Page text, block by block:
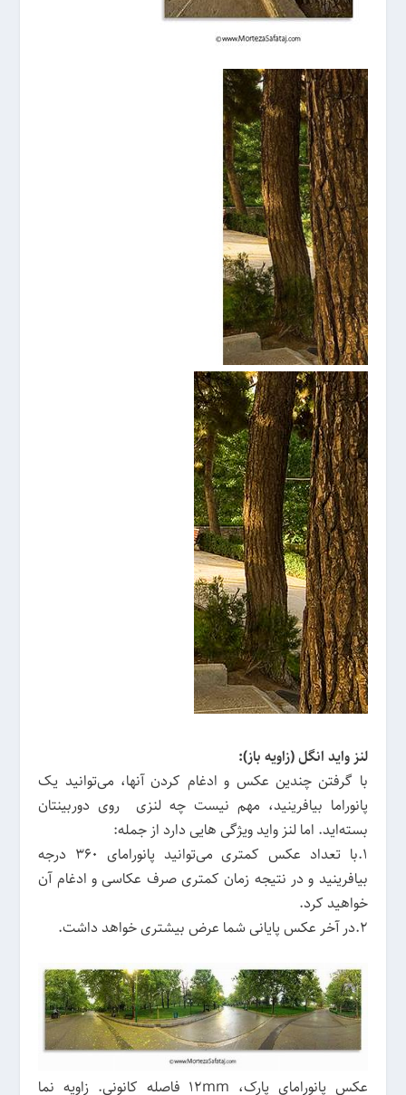
لنز واید انگل (زاویه باز):
با گرفتن چندین عکس و ادغام کردن آنها، می‌توانید یک
پانوراما بیافرینید، مهم نیست چه لنزی روی دوربینتان
بسته‌اید. اما لنز واید ویژگی هایی دارد از جمله:
1.با تعداد عکس کمتری می‌توانید پانورامای 360 درجه
بیافرینید و در نتیجه زمان کمتری صرف عکاسی و ادغام آن
خواهید کرد.
2.در آخر عکس پایانی شما عرض بیشتری خواهد داشت.
عکس پانورامای پارک، 12mm فاصله کانونی. زاویه نما